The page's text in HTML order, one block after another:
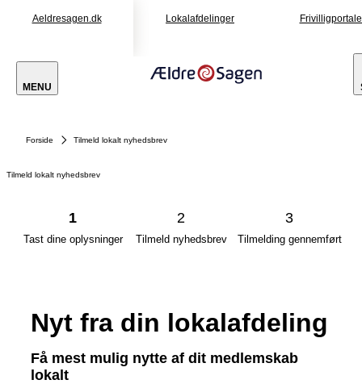
Aeldresagen.dk Lokalafdelinger
MENU
Forside Tilmeld lokalt nyhedsbrev
Tilmeld lokalt nyhedsbrev
1
Tast dine oplysninger
2
Tilmeld nyhedsbrev
3
Tilmelding gennemført
Nyt fra din lokalafdeling
Få mest mulig nytte af dit medlemskab
lokalt